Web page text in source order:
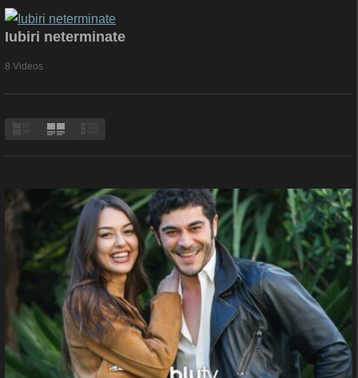
Iubiri neterminate
8 Videos